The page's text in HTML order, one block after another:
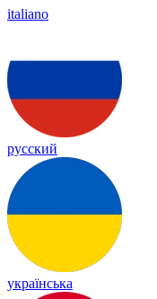
italiano
русский
українська